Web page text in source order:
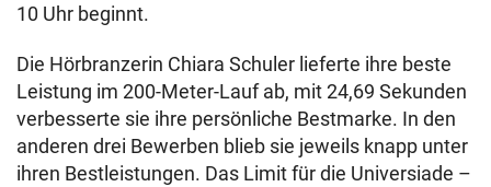
10 Uhr beginnt.
Die Hörbranzerin Chiara Schuler lieferte ihre beste
Leistung im 200-Meter-Lauf ab, mit 24,69 Sekunden
verbesserte sie ihre persönliche Bestmarke. In den
anderen drei Bewerben blieb sie jeweils knapp unter
ihren Bestleistungen. Das Limit für die Universiade –